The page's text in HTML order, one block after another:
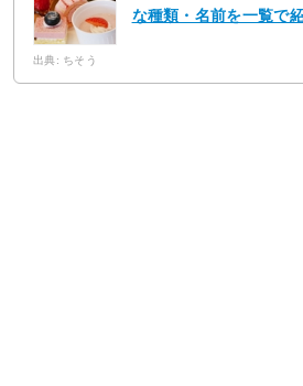
な種類・名前を一覧で
出典: ちそう